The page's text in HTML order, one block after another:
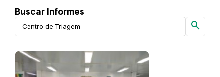
Buscar Informes
search